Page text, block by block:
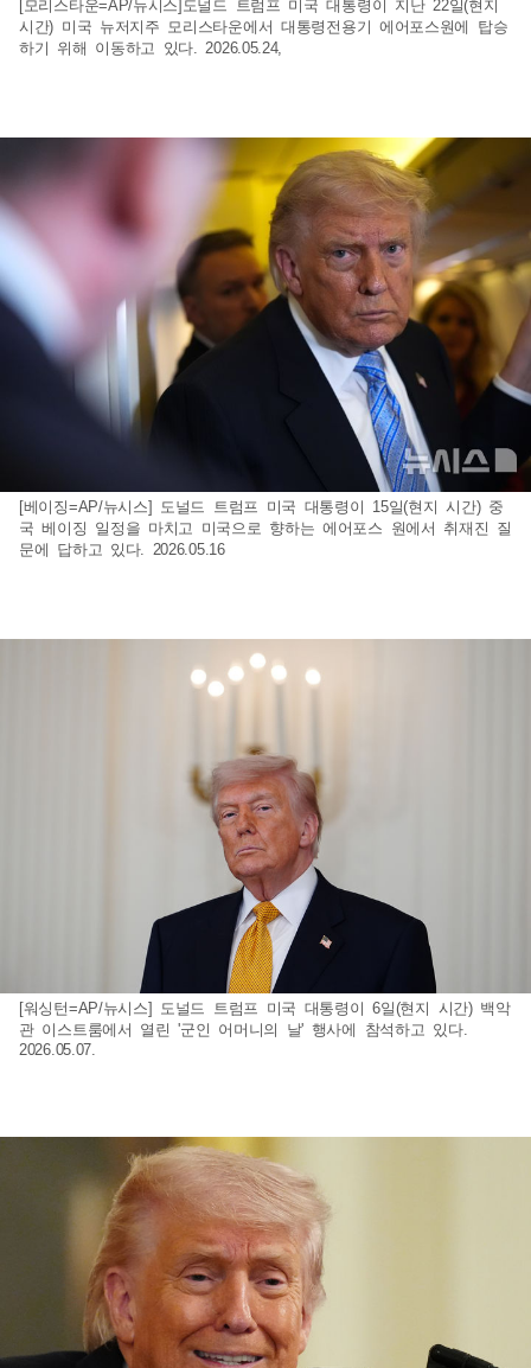
[모리스타운=AP/뉴시스]도널드 트럼프 미국 대통령이 지난 22일(현지
시간) 미국 뉴저지주 모리스타운에서 대통령전용기 에어포스원에 탑승
하기 위해 이동하고 있다. 2026.05.24,
[베이징=AP/뉴시스] 도널드 트럼프 미국 대통령이 15일(현지 시간) 중
국 베이징 일정을 마치고 미국으로 향하는 에어포스 원에서 취재진 질
문에 답하고 있다. 2026.05.16
[워싱턴=AP/뉴시스] 도널드 트럼프 미국 대통령이 6일(현지 시간) 백악
관 이스트룸에서 열린 '군인 어머니의 날' 행사에 참석하고 있다.
2026.05.07.